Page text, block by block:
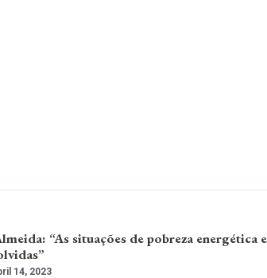
“As situações de pobreza energética
14, 2023